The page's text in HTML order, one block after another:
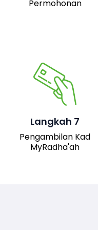
Permohonan
Langkah 7
Pengambilan Kad
MyRadha'ah
Pemohon boleh hadir ke
pejabat JAIS untuk
mengambil kad fizikal
MyRadha’ah. Selain itu,
pemohon juga boleh
turun versi digital kad
sistem untuk
kemudahan akses.